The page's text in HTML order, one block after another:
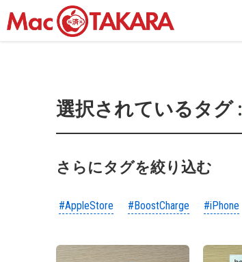
選択されているタグ :
さらにタグを絞り込む
#AppleStore #BoostCharge #iPhone